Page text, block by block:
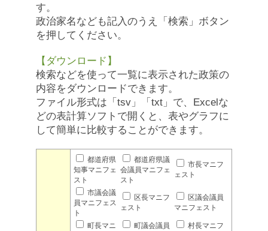
す。
政治家名なども記入のうえ「検索」ボタン
を押してください。
【ダウンロード】
検索などを使って一覧に表示された政策の
内容をダウンロードできます。
ファイル形式は「tsv」「txt」で、Excelな
どの表計算ソフトで開くと、表やグラフに
して簡単に比較することができます。
都道府県
知事マニフェ
スト
都道府県議
会議員マニフェ
スト
市長マニフ
ェスト
市議会議
員マニフェス
ト
区長マニフ
ェスト
区議会議員
マニフェスト
町長マニ
町議会議員
村長マニフ